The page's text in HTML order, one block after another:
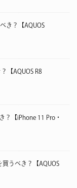
き？【AQUOS
【AQUOS R8
？【iPhone 11 Pro・
買うべき？【AQUOS